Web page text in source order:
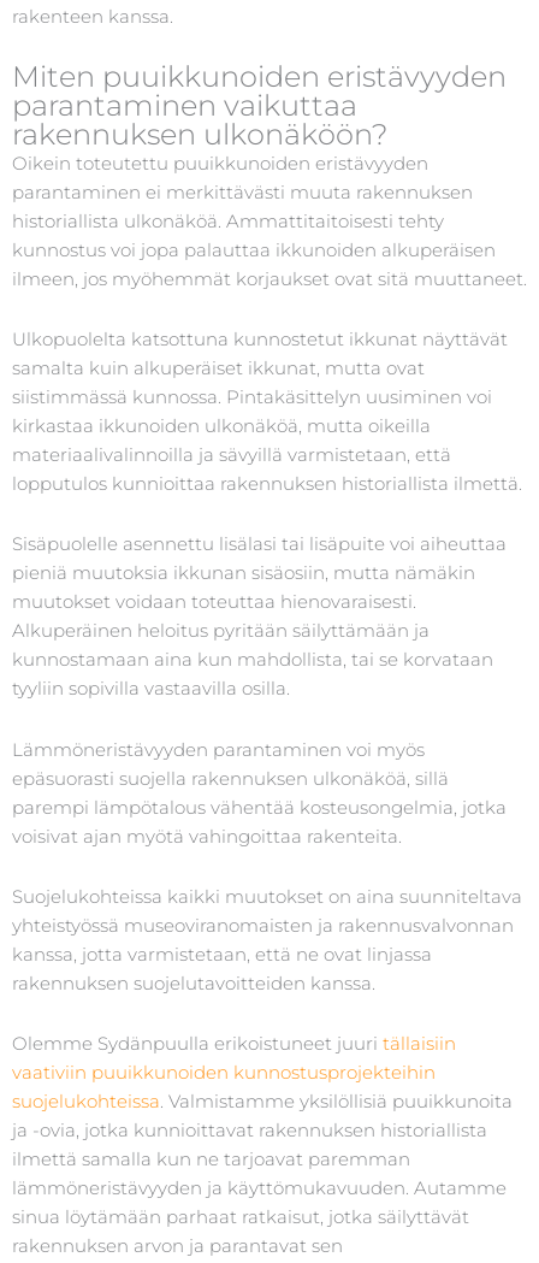
rakenteen kanssa.
Miten puuikkunoiden eristävyyden
parantaminen vaikuttaa
rakennuksen ulkonäköön?
Oikein toteutettu puuikkunoiden eristävyyden
parantaminen ei merkittävästi muuta rakennuksen
historiallista ulkonäköä. Ammattitaitoisesti tehty
kunnostus voi jopa palauttaa ikkunoiden alkuperäisen
ilmeen, jos myöhemmät korjaukset ovat sitä muuttaneet.
Ulkopuolelta katsottuna kunnostetut ikkunat näyttävät
samalta kuin alkuperäiset ikkunat, mutta ovat
siistimmässä kunnossa. Pintakäsittelyn uusiminen voi
kirkastaa ikkunoiden ulkonäköä, mutta oikeilla
materiaalivalinnoilla ja sävyillä varmistetaan, että
lopputulos kunnioittaa rakennuksen historiallista ilmettä.
Sisäpuolelle asennettu lisälasi tai lisäpuite voi aiheuttaa
pieniä muutoksia ikkunan sisäosiin, mutta nämäkin
muutokset voidaan toteuttaa hienovaraisesti.
Alkuperäinen heloitus pyritään säilyttämään ja
kunnostamaan aina kun mahdollista, tai se korvataan
tyyliin sopivilla vastaavilla osilla.
Lämmöneristävyyden parantaminen voi myös
epäsuorasti suojella rakennuksen ulkonäköä, sillä
parempi lämpötalous vähentää kosteusongelmia, jotka
voisivat ajan myötä vahingoittaa rakenteita.
Suojelukohteissa kaikki muutokset on aina suunniteltava
yhteistyössä museoviranomaisten ja rakennusvalvonnan
kanssa, jotta varmistetaan, että ne ovat linjassa
rakennuksen suojelutavoitteiden kanssa.
Olemme Sydänpuulla erikoistuneet juuri tällaisiin
vaativiin puuikkunoiden kunnostusprojekteihin
suojelukohteissa. Valmistamme yksilöllisiä puuikkunoita
ja -ovia, jotka kunnioittavat rakennuksen historiallista
ilmettä samalla kun ne tarjoavat paremman
lämmöneristävyyden ja käyttömukavuuden. Autamme
sinua löytämään parhaat ratkaisut, jotka säilyttävät
rakennuksen arvon ja parantavat sen